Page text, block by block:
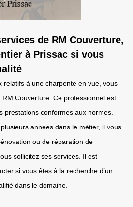
de RM Couverture,
à Prissac si vous
relatifs à une charpente en vue, vous
Couverture. Ce professionnel est
prestations conformes aux normes.
années dans le métier, il vous
ou de réparation de
sollicitez ses services. Il est
si vous êtes à la recherche d’un
dans le domaine.